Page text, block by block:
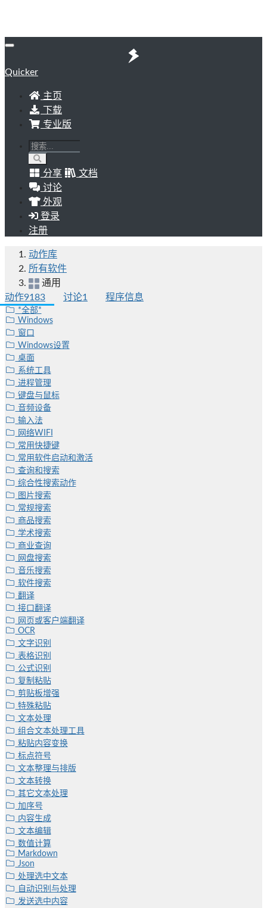
Quicker
主页
下载
专业版
分享
文档
讨论
外观
登录
注册
动作库
所有软件
通用
动作9183 讨论1 程序信息
*全部*
Windows
窗口
Windows设置
桌面
系统工具
进程管理
键盘与鼠标
音频设备
输入法
网络WIFI
常用快捷键
常用软件启动和激活
查询和搜索
综合性搜索动作
图片搜索
常规搜索
商品搜索
学术搜索
商业查询
网盘搜索
音乐搜索
软件搜索
翻译
接口翻译
网页或客户端翻译
OCR
文字识别
表格识别
公式识别
复制粘贴
剪贴板增强
特殊粘贴
文本处理
组合文本处理工具
粘贴内容变换
标点符号
文本整理与排版
文本转换
其它文本处理
加序号
内容生成
文本编辑
数值计算
Markdown
Json
处理选中文本
自动识别与处理
发送选中内容